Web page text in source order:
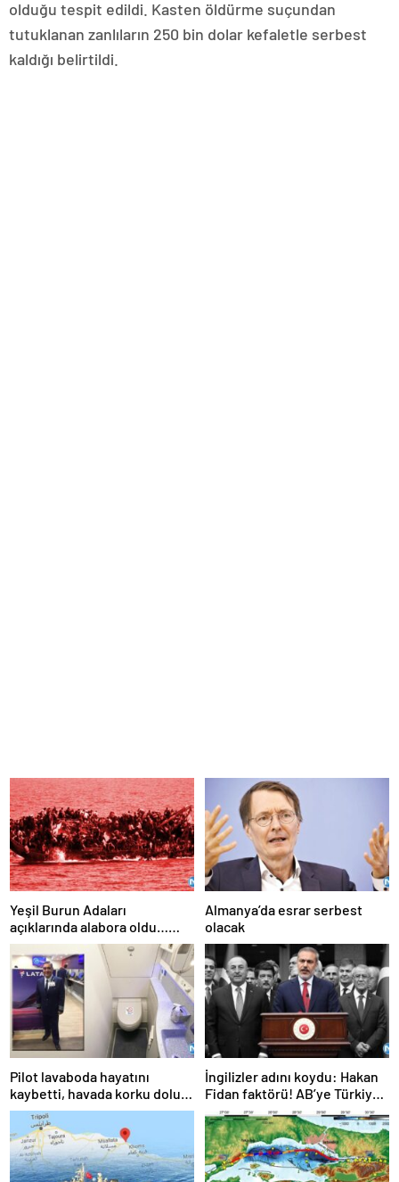
olduğu tespit edildi. Kasten öldürme suçundan
tutuklanan zanlıların 250 bin dolar kefaletle serbest
kaldığı belirtildi.
Yeşil Burun Adaları
açıklarında alabora oldu…
Göçmen teknesi faciası: 63
ölü
Almanya’da esrar serbest
olacak
Pilot lavaboda hayatını
kaybetti, havada korku dolu
anlar!
İngilizler adını koydu: Hakan
Fidan faktörü! AB’ye Türkiye
çağrısı: Hala geç değil